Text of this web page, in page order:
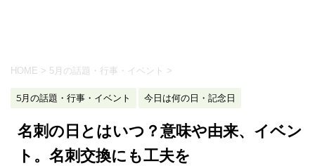
HOME > 5月の話題・行事・イベント >
5月の話題・行事・イベント 今日は何の日・記念日
名刺の日とはいつ？意味や由来、イベン
ト。名刺交換にも工夫を